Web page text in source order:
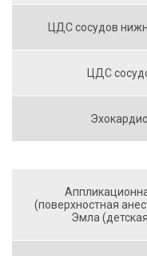
ЦДС сосудов
ЦДС
(поверхностная
Эмла